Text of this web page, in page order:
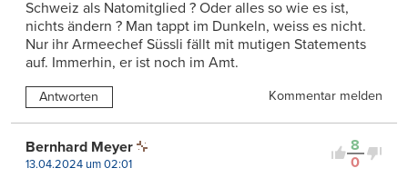
Schweiz als Natomitglied ? Oder alles so wie es ist,
nichts ändern ? Man tappt im Dunkeln, weiss es nicht.
Nur ihr Armeechef Süssli fällt mit mutigen Statements
auf. Immerhin, er ist noch im Amt.
Antworten Kommentar melden
8
0
Bernhard Meyer
13.04.2024 um 02:01